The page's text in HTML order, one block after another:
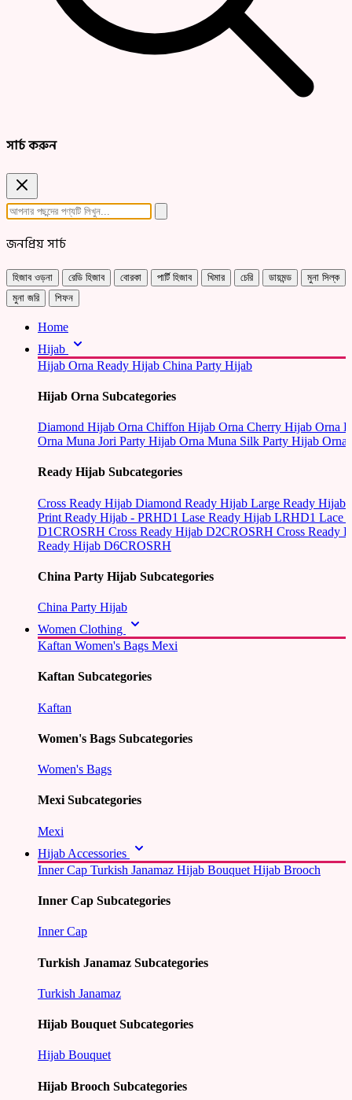
সার্চ করুন
জনপ্রিয় সার্চ
হিজাব ওড়না রেডি হিজাব বোরকা পার্টি হিজাব খিমার চেরি ডায়মন্ড
মুনা সিল্ক
মুনা জরি
শিফন
Home
Hijab
Hijab Orna Ready Hijab China Party Hijab
Hijab Orna Subcategories
Diamond Hijab Orna Chiffon Hijab Orna Cherry Hijab Orna
Orna Muna Jori Party Hijab Orna Muna Silk Party Hijab Orna
Ready Hijab Subcategories
Cross Ready Hijab Diamond Ready Hijab Large Ready Hijab
Print Ready Hijab - PRHD1 Lase Ready Hijab LRHD1 Lace
D1CROSRH Cross Ready Hijab D2CROSRH Cross Ready
Ready Hijab D6CROSRH
China Party Hijab Subcategories
China Party Hijab
Women Clothing
Kaftan Women's Bags Mexi
Kaftan Subcategories
Kaftan
Women's Bags Subcategories
Women's Bags
Mexi Subcategories
Mexi
Hijab Accessories
Inner Cap Turkish Janamaz Hijab Bouquet Hijab Brooch
Inner Cap Subcategories
Inner Cap
Turkish Janamaz Subcategories
Turkish Janamaz
Hijab Bouquet Subcategories
Hijab Bouquet
Hijab Brooch Subcategories